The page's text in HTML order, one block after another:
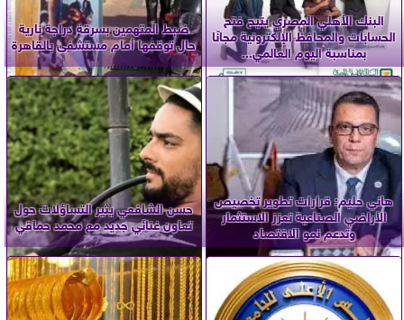
البنك الأهلي المصري يتيح فتح
الحسابات والمحافظ الإلكترونية مجانًا
بمناسبة اليوم العالمي...
ضبط المتهمين بسرقة دراجة نارية
حال توقفها أمام مستشفى بالقاهرة
هاني حليم: قرارات تطوير تخصيص
الأراضي الصناعية تعزز الاستثمار
وتدعم نمو الاقتصاد
حسن الشافعي يثير التساؤلات حول
تعاون غنائي جديد مع محمد حماقي